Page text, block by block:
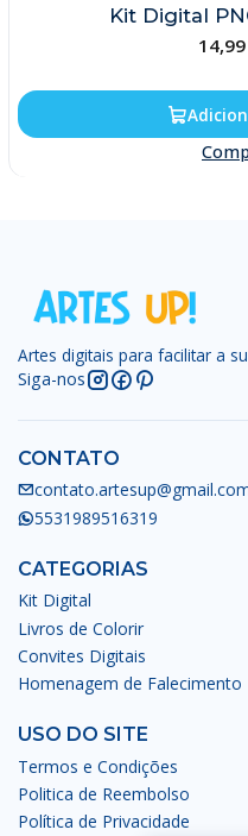
Kit Digital
14,99
Artes digitais para facilitar a
Siga-nos
CONTATO
5531989516319
CATEGORIAS
Kit Digital
Livros de Colorir
Convites Digitais
Homenagem de Falecimento
USO DO SITE
Termos e Condições
Politica de Reembolso
Política de Privacidade